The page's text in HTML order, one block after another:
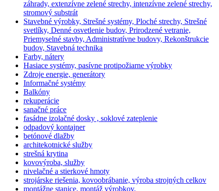
záhrady, extenzívne zelené strechy, intenzívne zelené strechy,
stromový substrát
Stavebné výrobky, Strešné systémy, Ploché strechy, Strešné
svetlíky, Denné osvetlenie budov, Prirodzené vetranie,
Priemyselné stavby, Administratívne budovy, Rekonštrukcie
budov, Stavebná technika
Farby, nátery
Hasiace systémy, pasívne protipožiarne výrobky
Zdroje energie, generátory
Informačné systémy
Balkóny
rekuperácie
sanačné práce
fasádne izolačné dosky , soklové zateplenie
odpadový kontajner
betónové dlažby
architekotnické služby
strešná krytina
kovovýroba, služby
nivelačné a stierkové hmoty
strojárske riešenia, kovoobrábanie, výroba strojných celkov
montážne stanice, montáž výrobkov,